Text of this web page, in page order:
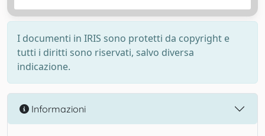
I documenti in IRIS sono protetti da copyright e
tutti i diritti sono riservati, salvo diversa
indicazione.
Informazioni